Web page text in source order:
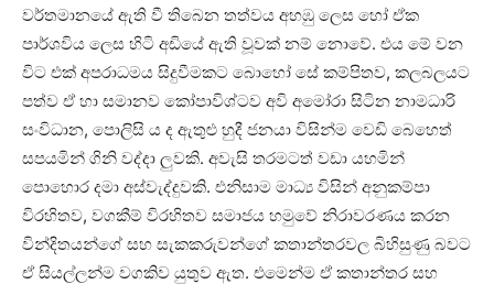
වර්තමානයේ ඇති වී තිබෙන තත්වය අහඹු ලෙස හෝ ඒක
පාර්ශවිය ලෙස හිටි අඩියේ ඇති වූවක් නම් නොවේ. එය මේ වන
විට එක් අපරාධමය සිදුවීමකට බොහෝ සේ කම්පිතව, කලබලයට
පත්ව ඒ හා සමානව කෝපාවිශ්ටව අවි අමෝරා සිටින නාමධාරි
සංවිධාන, පොලිසි ය ද ඇතුළු හුදී ජනයා විසින්ම වෙඩි බෙහෙත්
සපයමින් ගිනි වද්දා ලුවකි. අවැසි තරමටත් වඩා යහමින්
පොහොර දමා අස්වැද්දුවකි. එනිසාම මාධ්‍ය විසින් අනුකම්පා
විරහිතව, වගකීම් විරහිතව සමාජය හමුවේ නිරාවරණය කරන
වින්දිතයන්ගේ සහ සැකකරුවන්ගේ කතාන්තරවල බිහිසුණු බවට
ඒ සියල්ලන්ම වගකිව යුතුව ඇත. එමෙන්ම ඒ කතාන්තර සහ